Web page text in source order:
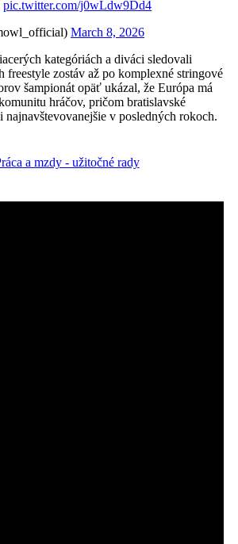
pic.twitter.com/j0wLdw9Dd4
March 8, 2026
kategóriách a diváci sledovali
zostáv až po komplexné stringové
šampionát opäť ukázal, že Európa má
hráčov, pričom bratislavské
najnavštevovanejšie v posledných rokoch.